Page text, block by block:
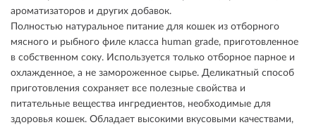
ароматизаторов и других добавок.
Полностью натуральное питание для кошек из отборного
мясного и рыбного филе класса human grade, приготовленное
в собственном соку. Используется только отборное парное и
охлажденное, а не замороженное сырье. Деликатный способ
приготовления сохраняет все полезные свойства и
питательные вещества ингредиентов, необходимые для
здоровья кошек. Обладает высокими вкусовыми качествами,